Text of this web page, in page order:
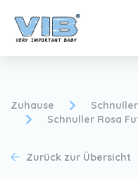
VIB®-Händler werden
Zuhause
Schnuller
Schnuller Rosa
Zurück zur Übersicht